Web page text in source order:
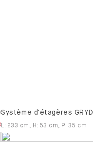
Système d'étagères GRYD
L: 233 cm , H : 53 cm, P: 35 cm